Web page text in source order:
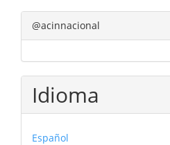
@acinnacional
Idioma
Español